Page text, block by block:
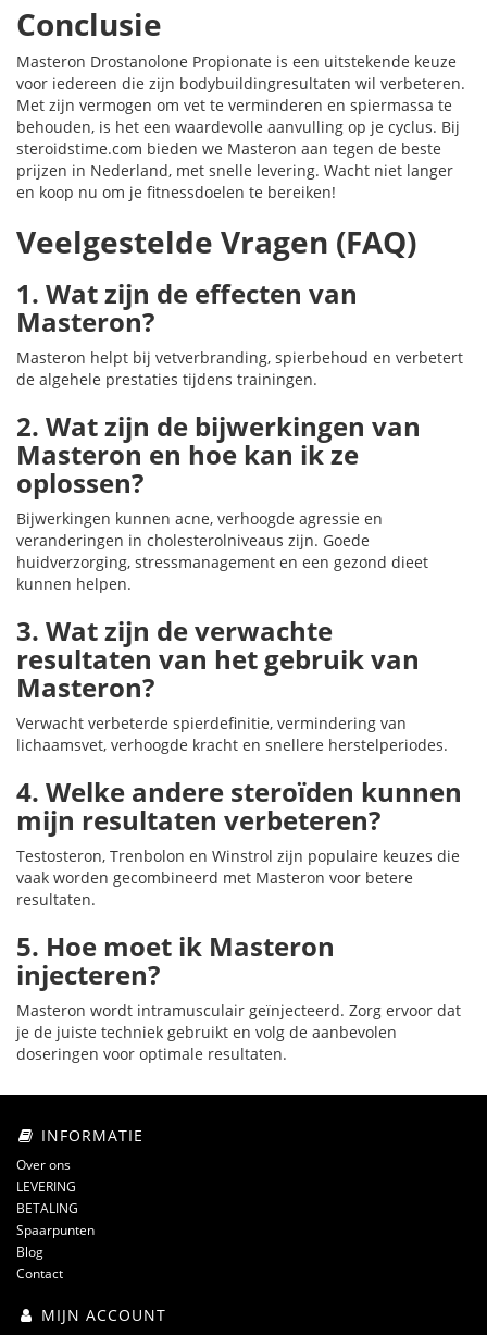
Conclusie
Masteron Drostanolone Propionate is een uitstekende keuze
voor iedereen die zijn bodybuildingresultaten wil verbeteren.
Met zijn vermogen om vet te verminderen en spiermassa te
behouden, is het een waardevolle aanvulling op je cyclus. Bij
steroidstime.com bieden we Masteron aan tegen de beste
prijzen in Nederland, met snelle levering. Wacht niet langer
en koop nu om je fitnessdoelen te bereiken!
Veelgestelde Vragen (FAQ)
1. Wat zijn de effecten van
Masteron?
Masteron helpt bij vetverbranding, spierbehoud en verbetert
de algehele prestaties tijdens trainingen.
2. Wat zijn de bijwerkingen van
Masteron en hoe kan ik ze
oplossen?
Bijwerkingen kunnen acne, verhoogde agressie en
veranderingen in cholesterolniveaus zijn. Goede
huidverzorging, stressmanagement en een gezond dieet
kunnen helpen.
3. Wat zijn de verwachte
resultaten van het gebruik van
Masteron?
Verwacht verbeterde spierdefinitie, vermindering van
lichaamsvet, verhoogde kracht en snellere herstelperiodes.
4. Welke andere steroïden kunnen
mijn resultaten verbeteren?
Testosteron, Trenbolon en Winstrol zijn populaire keuzes die
vaak worden gecombineerd met Masteron voor betere
resultaten.
5. Hoe moet ik Masteron
injecteren?
Masteron wordt intramusculair geïnjecteerd. Zorg ervoor dat
je de juiste techniek gebruikt en volg de aanbevolen
doseringen voor optimale resultaten.
INFORMATIE
Over ons
LEVERING
BETALING
Spaarpunten
Blog
Contact
MIJN ACCOUNT